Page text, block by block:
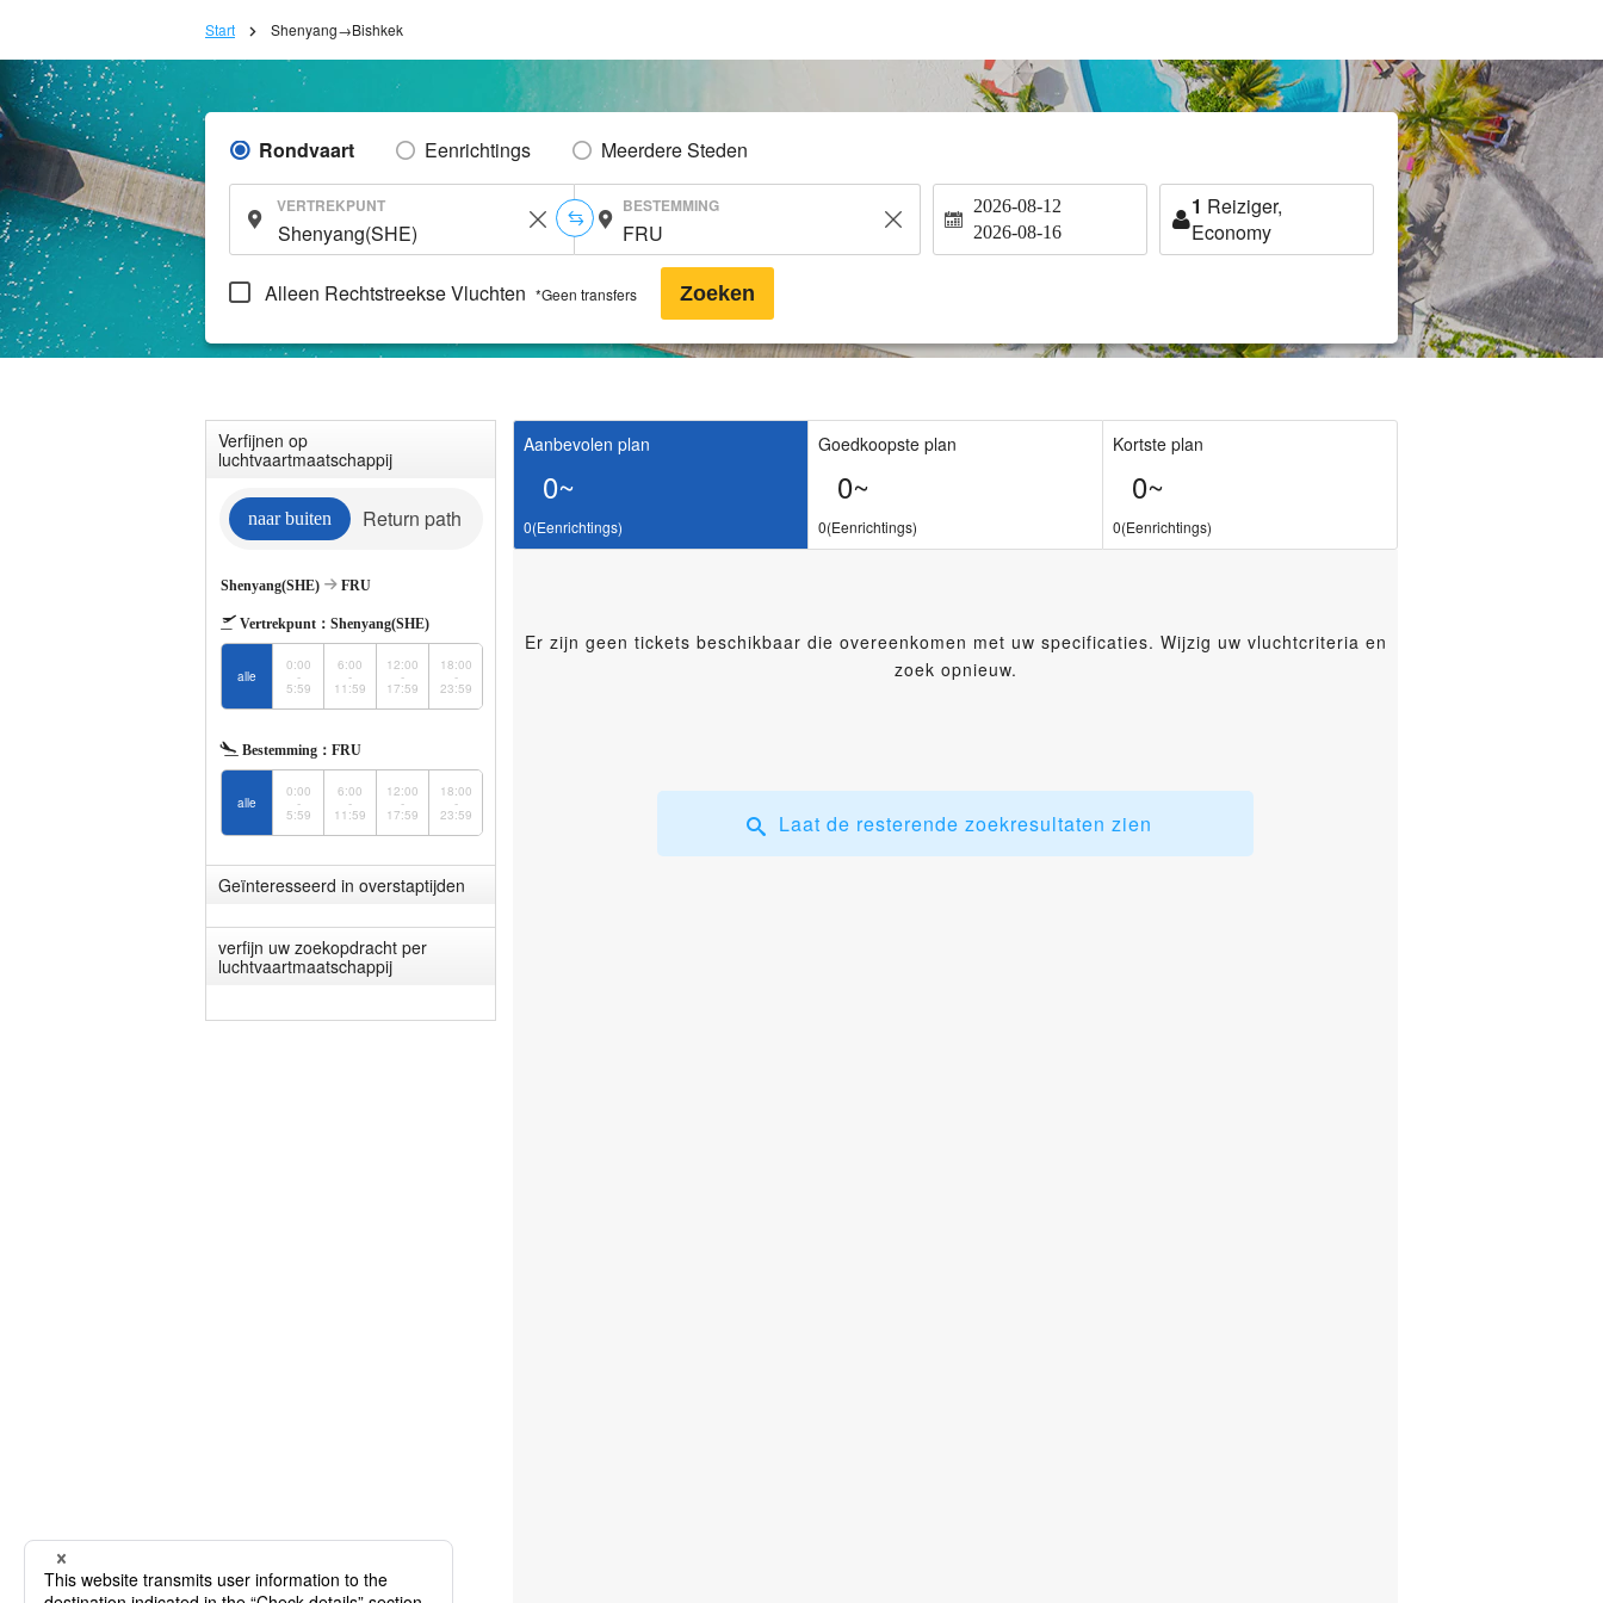
Start Shenyang→Bishkek
Rondvaart Eenrichtings Meerdere Steden
VERTREKPUNT BESTEMMING 2026-08-12
2026-08-16
1 Reiziger,
Economy
Alleen Rechtstreekse Vluchten *Geen transfers Zoeken
Verfijnen op
luchtvaartmaatschappij
naar buiten Return path
Shenyang(SHE) FRU
Vertrekpunt： Shenyang(SHE)
alle
0:00
-
5:59
6:00
-
11:59
12:00
-
17:59
18:00
-
23:59
Bestemming： FRU
alle
0:00
-
5:59
6:00
-
11:59
12:00
-
17:59
18:00
-
23:59
Geïnteresseerd in overstaptijden
verfijn uw zoekopdracht per
luchtvaartmaatschappij
Aanbevolen plan
0~
0(Eenrichtings)
Goedkoopste plan
0~
0(Eenrichtings)
Kortste plan
0~
0(Eenrichtings)
Er zijn geen tickets beschikbaar die overeenkomen met uw specificaties. Wijzig uw vluchtcriteria en
zoek opnieuw.
Laat de resterende zoekresultaten zien